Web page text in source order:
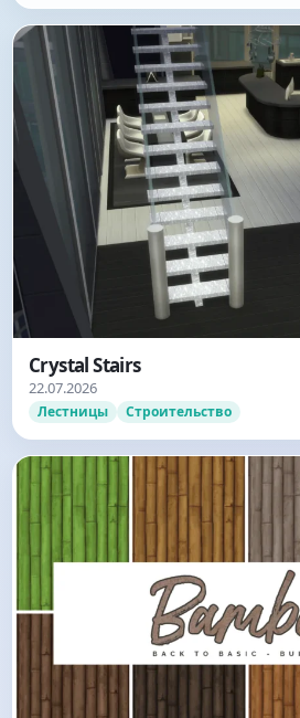
Crystal Stairs
22.07.2026
Лестницы Строительство